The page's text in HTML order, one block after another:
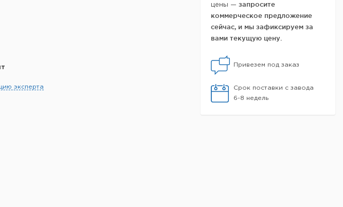
цены — запросите
коммерческое предложение
сейчас, и мы зафиксируем за
вами текущую цену.
Привезем под заказ
Срок поставки с завода
6-8 недель
эксперта